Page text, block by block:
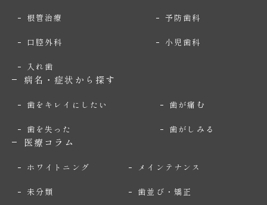
根管治療 予防歯科
口腔外科 小児歯科
入れ歯
病名・症状から探す
歯をキレイにしたい 歯が痛む
歯を失った 歯がしみる
医療コラム
ホワイトニング メインテナンス
未分類 歯並び・矯正